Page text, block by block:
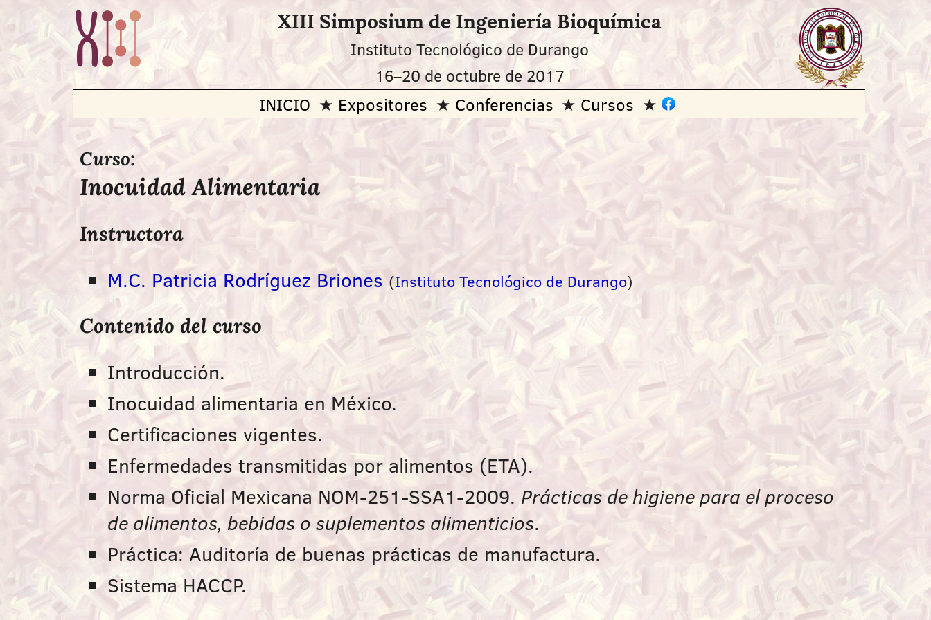
XIII Simposium de Ingeniería Bioquímica
Instituto Tecnológico de Durango
16–20 de octubre de 2017
INICIO Expositores Conferencias Cursos
Curso:
Inocuidad Alimentaria
Instructora
M.C. Patricia Rodríguez Briones (Instituto Tecnológico de Durango)
Contenido del curso
Introducción.
Inocuidad alimentaria en México.
Certificaciones vigentes.
Enfermedades transmitidas por alimentos (ETA).
Norma Oficial Mexicana NOM-251-SSA1-2009. Prácticas de higiene para el proceso
de alimentos, bebidas o suplementos alimenticios.
Práctica: Auditoría de buenas prácticas de manufactura.
Sistema HACCP.